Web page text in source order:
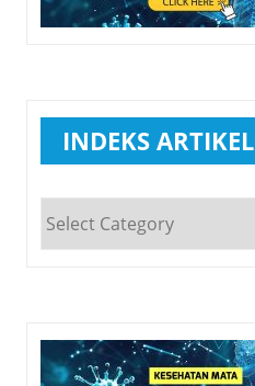
INDEKS ARTIKEL
INDEKS